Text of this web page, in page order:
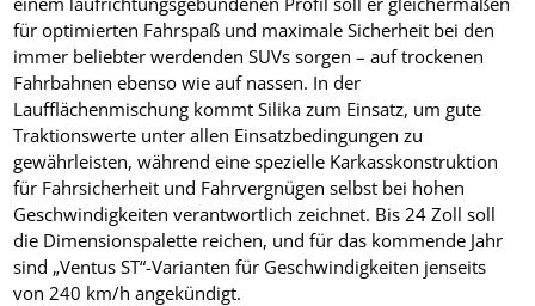
für optimierten Fahrspaß und maximale Sicherheit bei den
immer beliebter werdenden SUVs sorgen – auf trockenen
Fahrbahnen ebenso wie auf nassen. In der
Laufflächenmischung kommt Silika zum Einsatz, um gute
Traktionswerte unter allen Einsatzbedingungen zu
gewährleisten, während eine spezielle Karkasskonstruktion
für Fahrsicherheit und Fahrvergnügen selbst bei hohen
Geschwindigkeiten verantwortlich zeichnet. Bis 24 Zoll soll
die Dimensionspalette reichen, und für das kommende Jahr
sind „Ventus ST“-Varianten für Geschwindigkeiten jenseits
von 240 km/h angekündigt.